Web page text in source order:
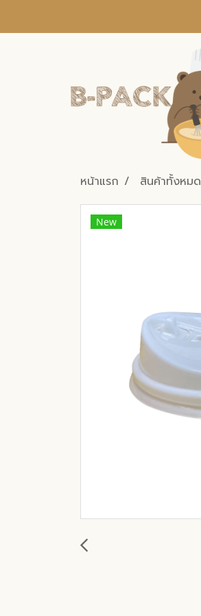
หน้าแรก สินค้าทั้งหมด
New